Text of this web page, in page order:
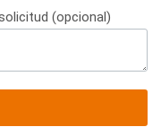
(opcional)